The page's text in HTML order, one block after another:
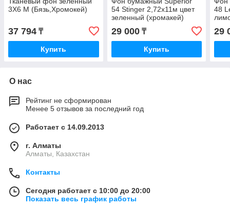
3X6 М (Бязь,Хромокей)
37 794 ₸
Купить
54 Stinger 2,72x11м цвет
зеленный (хромакей)
29 000₸
Купить
48
29
О нас
Рейтинг не сформирован
Менее 5 отзывов за последний год
Работает с 14.09.2013
г. Алматы
Алматы, Казахстан
Контакты
Сегодня работает с 10:00 до 20:00
Показать весь график работы